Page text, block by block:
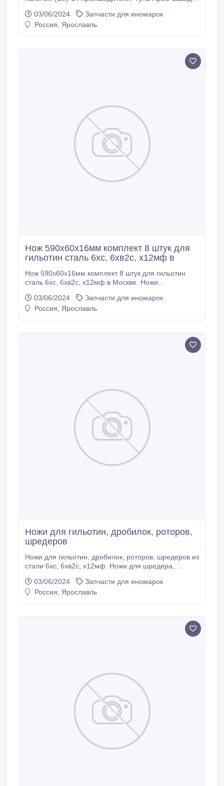
03/06/2024
Запчасти для иномарок
Россия, Ярославль
Нож 590х60х16мм комплект 8 штук для
гильотин сталь 6хс, 6хв2с, х12мф в
Нож 590х60х16мм комплект 8 штук для гильотин
сталь 6хс, 6хв2с, х12мф в Москве. Ножи
шлифовке гильотинных ножей. Изготовление ножей
для дробилок. Ножи для шредера..
03/06/2024
Запчасти для иномарок
Россия, Ярославль
Ножи для гильотин, дробилок, роторов,
шредеров
Ножи для гильотин, дробилок, роторов, шредеров из
стали 6хс, 6хв2с, х12мф. Ножи для шредера,
завода производителя в городе Тула и Москва..
03/06/2024
Запчасти для иномарок
Россия, Ярославль